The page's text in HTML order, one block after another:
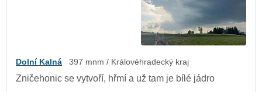
Dolní Kalná 397 mnm / Královéhradecký kraj
Zničehonic se vytvoří, hřmí a už tam je bílé jádro